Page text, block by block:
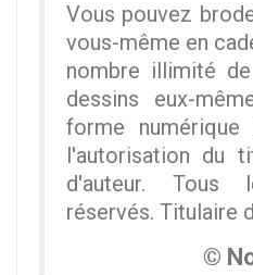
Vous pouvez
vous-même en
nombre illimité
dessins eux-
forme numérique
l'autorisation du
d'auteur.
réservés. Titulaire
©